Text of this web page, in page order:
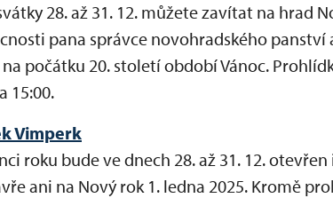
28. až 31. 12. můžete zavítat na hrad
pana správce novohradského
počátku 20. století období Vánoc.
15:00.
Vimperk
roku bude ve dnech 28. až 31. 12.
ani na Nový rok 1. ledna 2025. Kromě